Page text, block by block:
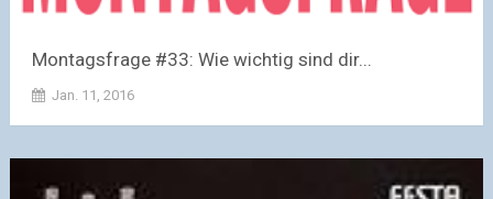
Montagsfrage #33: Wie wichtig sind dir...
Jan. 11, 2016